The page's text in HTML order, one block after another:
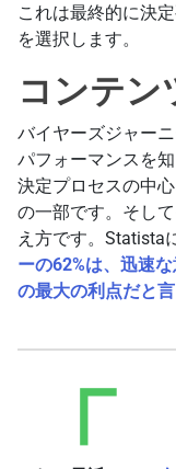
これは最終的に決
を選択します。
コンテン
バイヤーズジャー
パフォーマンスを
決定プロセスの中
の一部です。そし
え方です。Statista
ーの62%は、迅速
の最大の利点だと言